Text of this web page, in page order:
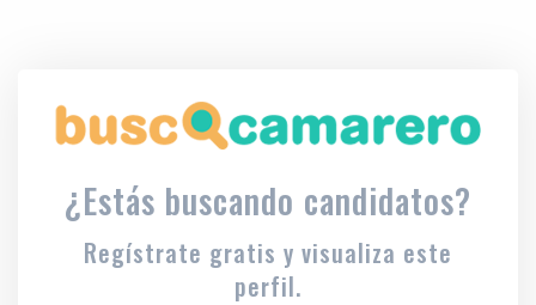
¿Estás buscando candidatos?
Regístrate gratis y visualiza este
perfil.